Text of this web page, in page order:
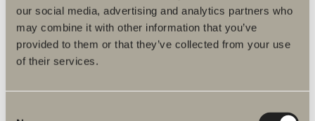
our social media, advertising and analytics partners who
may combine it with other information that you’ve
provided to them or that they’ve collected from your use
of their services.